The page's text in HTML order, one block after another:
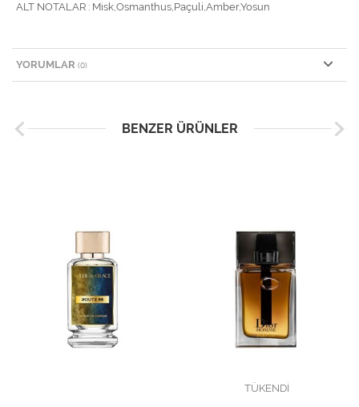
ALT NOTALAR : Misk,Osmanthus,Paçuli,Amber,Yosun
YORUMLAR (0)
BENZER ÜRÜNLER
TÜKENDİ